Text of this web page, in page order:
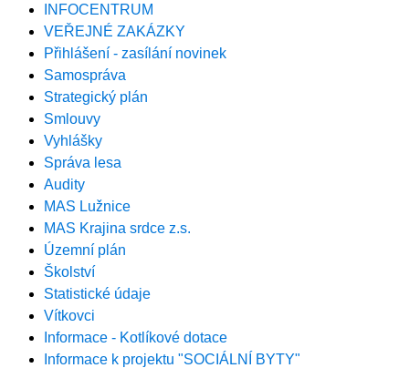
INFOCENTRUM
VEŘEJNÉ ZAKÁZKY
Přihlášení - zasílání novinek
Samospráva
Strategický plán
Smlouvy
Vyhlášky
Správa lesa
Audity
MAS Lužnice
MAS Krajina srdce z.s.
Územní plán
Školství
Statistické údaje
Vítkovci
Informace - Kotlíkové dotace
Informace k projektu "SOCIÁLNÍ BYTY"